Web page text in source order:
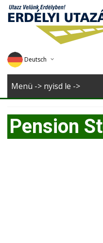
Deutsch
English
Romana
Menü -> nyisd le ->
Pension